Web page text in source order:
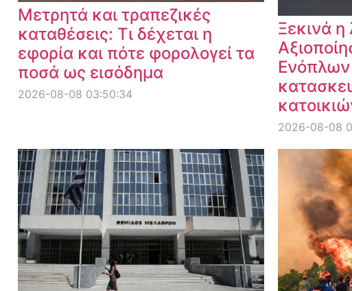
Μετρητά και τραπεζικές
καταθέσεις: Τι δέχεται η
εφορία και πότε φορολογεί τα
ποσά ως εισόδημα
2026-08-08 03:50:34
Ξεκινά η
2026-08-08